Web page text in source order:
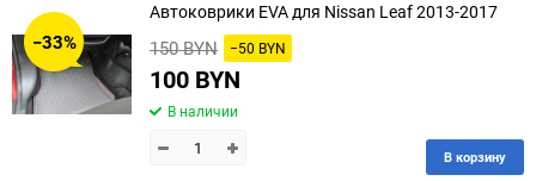
30
150
−33%
Автоковрики EVA для Nissan Leaf 2013-2017
150 BYN −50 BYN
100 BYN
В наличии
В корзину